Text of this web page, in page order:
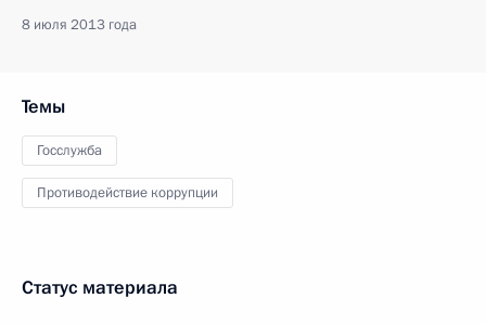
8 июля 2013 года
Темы
Госслужба
Противодействие коррупции
Статус материала